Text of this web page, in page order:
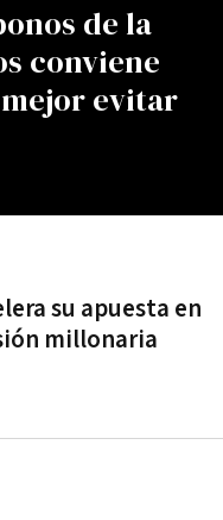
de la
conviene
evitar
su apuesta en
millonaria